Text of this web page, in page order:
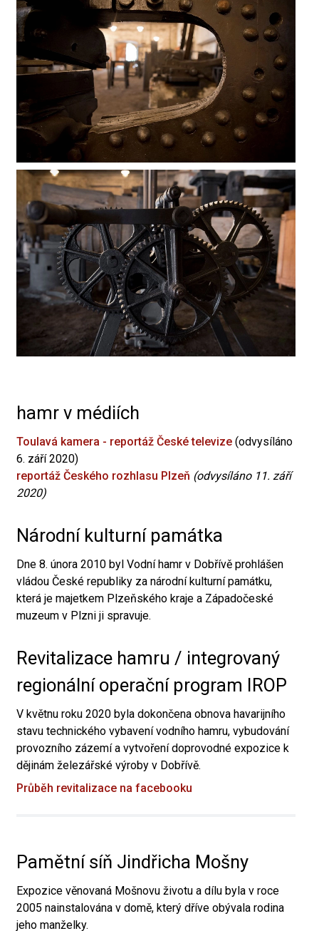
hamr v médiích
Toulavá kamera - reportáž České televize (odvysíláno
6. září 2020)
reportáž Českého rozhlasu Plzeň (odvysíláno 11. září
2020)
Národní kulturní památka
Dne 8. února 2010 byl Vodní hamr v Dobřívě prohlášen
vládou České republiky za národní kulturní památku,
která je majetkem Plzeňského kraje a Západočeské
muzeum v Plzni ji spravuje.
Revitalizace hamru / integrovaný
regionální operační program IROP
V květnu roku 2020 byla dokončena obnova havarijního
stavu technického vybavení vodního hamru, vybudování
provozního zázemí a vytvoření doprovodné expozice k
dějinám železářské výroby v Dobřívě.
Průběh revitalizace na facebooku
Pamětní síň Jindřicha Mošny
Expozice věnovaná Mošnovu životu a dílu byla v roce
2005 nainstalována v domě, který dříve obývala rodina
jeho manželky.